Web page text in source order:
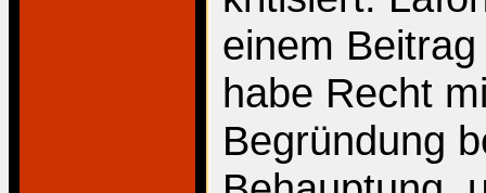
einem
habe Recht
Begründung